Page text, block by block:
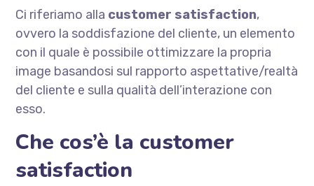
Ci riferiamo alla customer satisfaction,
ovvero la soddisfazione del cliente, un elemento
con il quale è possibile ottimizzare la propria
image basandosi sul rapporto aspettative/realtà
del cliente e sulla qualità dell’interazione con
esso.
Che cos’è la customer
satisfaction